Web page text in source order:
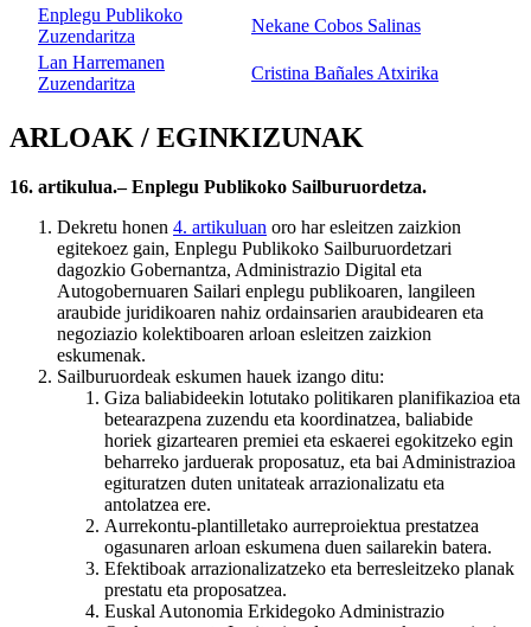
Enplegu Publikoko
Zuzendaritza
Nekane Cobos Salinas
Lan Harremanen
Zuzendaritza
Cristina Bañales Atxirika
ARLOAK / EGINKIZUNAK
16. artikulua.– Enplegu Publikoko Sailburuordetza.
Dekretu honen 4. artikuluan oro har esleitzen zaizkion
egitekoez gain, Enplegu Publikoko Sailburuordetzari
dagozkio Gobernantza, Administrazio Digital eta
Autogobernuaren Sailari enplegu publikoaren, langileen
araubide juridikoaren nahiz ordainsarien araubidearen eta
negoziazio kolektiboaren arloan esleitzen zaizkion
eskumenak.
Sailburuordeak eskumen hauek izango ditu:
Giza baliabideekin lotutako politikaren planifikazioa eta
betearazpena zuzendu eta koordinatzea, baliabide
horiek gizartearen premiei eta eskaerei egokitzeko egin
beharreko jarduerak proposatuz, eta bai Administrazioa
egituratzen duten unitateak arrazionalizatu eta
antolatzea ere.
Aurrekontu-plantilletako aurreproiektua prestatzea
ogasunaren arloan eskumena duen sailarekin batera.
Efektiboak arrazionalizatzeko eta berresleitzeko planak
prestatu eta proposatzea.
Euskal Autonomia Erkidegoko Administrazio